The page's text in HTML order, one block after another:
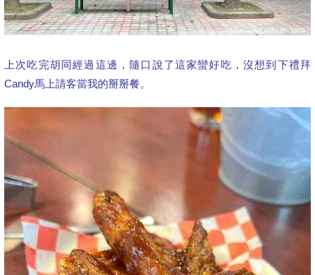
上次吃完胡同經過這邊，隨口說了這家蠻好吃，沒想到下禮拜
Candy馬上請客當我的掰掰餐。